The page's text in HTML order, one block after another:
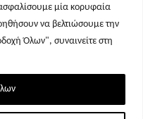
μία κορυφαία
να βελτιώσουμε την
Όλων", συναινείτε στη
3 Σελίδα 4